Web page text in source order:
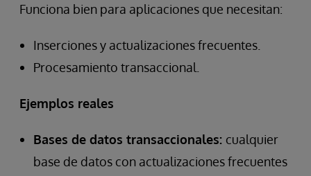
Funciona bien para aplicaciones que necesitan:
Inserciones y actualizaciones frecuentes.
Procesamiento transaccional.
Ejemplos reales
Bases de datos transaccionales: cualquier
base de datos con actualizaciones frecuentes